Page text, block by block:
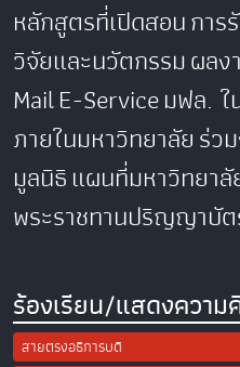
หลักสูตรที่เปิดสอนการ
วิจัยและนวัตกรรมผลง
MailE-Serviceมฟล. ใ
ภายในมหาวิทยาลัยร่ว
มูลนิธิแผนที่มหาวิทยา
พระราชทานปริญญาบั
ร้องเรียน/แสดงความ
สายตรงอธิการบดี